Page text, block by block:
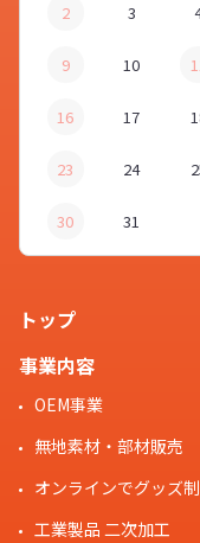
2 3
9 10
16 17
23 24
30 31
トップ
事業内容
OEM事業
無地素材・部材販売
オンラインでグッズ
工業製品 二次加工